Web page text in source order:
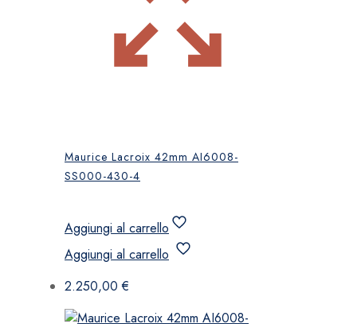
Maurice Lacroix 42mm AI6008-
SS000-430-4
Aggiungi al carrello
Aggiungi al carrello
2.250,00€